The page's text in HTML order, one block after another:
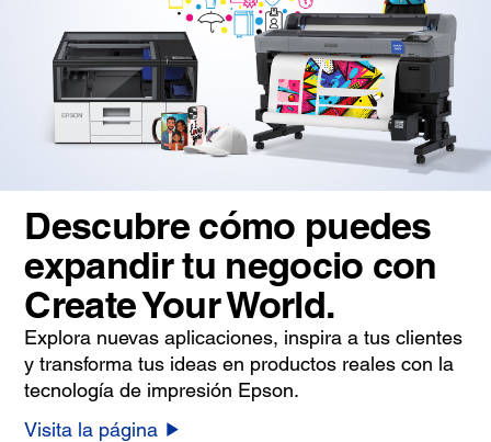
Descubre cómo puedes
expandir tu negocio con
Create Your World.
Explora nuevas aplicaciones, inspira a tus clientes
y transforma tus ideas en productos reales con la
tecnología de impresión Epson.
Visita la página